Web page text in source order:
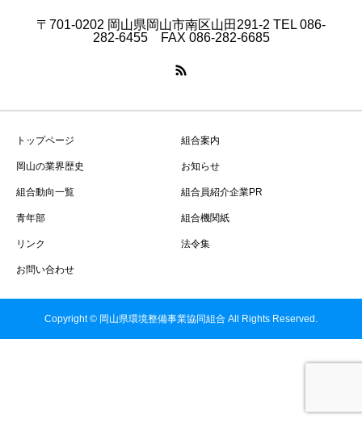
〒701-0202 岡山県岡山市南区山田291-2 TEL 086-
282-6455 FAX 086-282-6685
トップページ 組合案内
岡山の業界歴史 お知らせ
組合動向一覧 組合員紹介企業PR
青年部 組合機関紙
リンク 法令集
お問い合わせ
Copyright © 岡山県環境整備事業協同組合 All Rights Reserved.